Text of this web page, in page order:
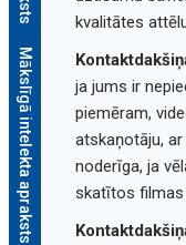
Mākslīgā intelekta apraksts
kvalitātes
ja jums ir
piemēram,
atskaņotāju,
noderīga, ja
skatītos filmas